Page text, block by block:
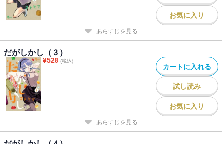
お気に入り
あらすじを見る
だがしかし（３）
¥528 (税込)
カートに入れる
試し読み
お気に入り
あらすじを見る